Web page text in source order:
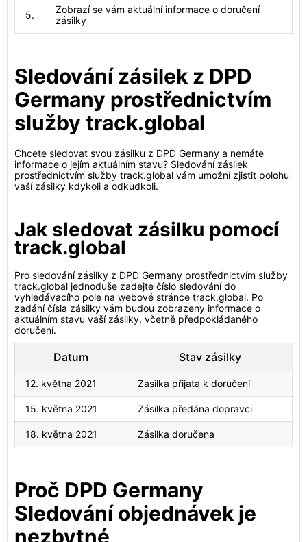
5.
Zobrazí se vám aktuální informace o doručení
zásilky
Sledování zásilek z DPD
Germany prostřednictvím
služby track.global
Chcete sledovat svou zásilku z DPD Germany a nemáte
informace o jejím aktuálním stavu? Sledování zásilek
prostřednictvím služby track.global vám umožní zjistit polohu
vaší zásilky kdykoli a odkudkoli.
Jak sledovat zásilku pomocí
track.global
Pro sledování zásilky z DPD Germany prostřednictvím služby
track.global jednoduše zadejte číslo sledování do
vyhledávacího pole na webové stránce track.global. Po
zadání čísla zásilky vám budou zobrazeny informace o
aktuálním stavu vaší zásilky, včetně předpokládaného
doručení.
Datum Stav zásilky
12. května 2021 Zásilka přijata k doručení
15. května 2021 Zásilka předána dopravci
18. května 2021 Zásilka doručena
Proč DPD Germany
Sledování objednávek je
nezbytné